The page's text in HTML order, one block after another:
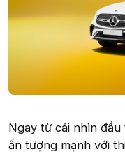
Ngay từ cái nhìn
ấn tượng mạnh với